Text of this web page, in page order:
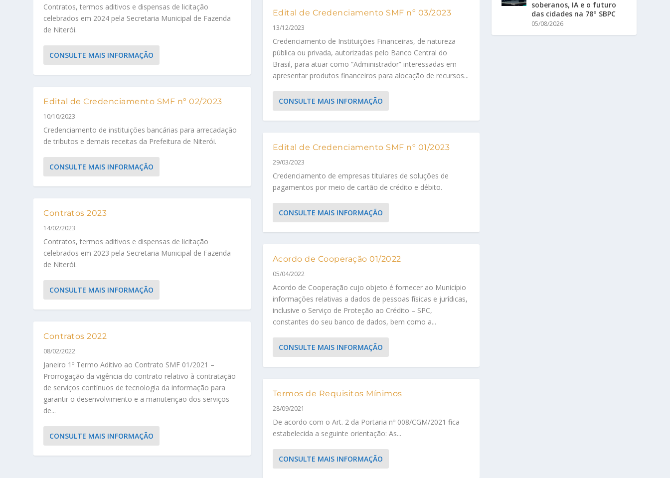
Contratos, termos aditivos e dispensas de licitação
celebrados em 2024 pela Secretaria Municipal de Fazenda
de Niterói.
CONSULTE MAIS INFORMAÇÃO
Edital de Credenciamento SMF nº 02/2023
10/10/2023
Credenciamento de instituições bancárias para arrecadação
de tributos e demais receitas da Prefeitura de Niterói.
CONSULTE MAIS INFORMAÇÃO
Contratos 2023
14/02/2023
Contratos, termos aditivos e dispensas de licitação
celebrados em 2023 pela Secretaria Municipal de Fazenda
de Niterói.
CONSULTE MAIS INFORMAÇÃO
Contratos 2022
08/02/2022
Janeiro 1º Termo Aditivo ao Contrato SMF 01/2021 –
Prorrogação da vigência do contrato relativo à contratação
de serviços contínuos de tecnologia da informação para
garantir o desenvolvimento e a manutenção dos serviços
de...
CONSULTE MAIS INFORMAÇÃO
Edital de Credenciamento SMF nº 03/2023
13/12/2023
Credenciamento de Instituições Financeiras, de natureza
pública ou privada, autorizadas pelo Banco Central do
Brasil, para atuar como “Administrador” interessadas em
apresentar produtos financeiros para alocação de recursos...
CONSULTE MAIS INFORMAÇÃO
Edital de Credenciamento SMF nº 01/2023
29/03/2023
Credenciamento de empresas titulares de soluções de
pagamentos por meio de cartão de crédito e débito.
CONSULTE MAIS INFORMAÇÃO
Acordo de Cooperação 01/2022
05/04/2022
Acordo de Cooperação cujo objeto é fornecer ao Município
informações relativas a dados de pessoas físicas e jurídicas,
inclusive o Serviço de Proteção ao Crédito – SPC,
constantes do seu banco de dados, bem como a...
CONSULTE MAIS INFORMAÇÃO
Termos de Requisitos Mínimos
28/09/2021
De acordo com o Art. 2 da Portaria nº 008/CGM/2021 fica
estabelecida a seguinte orientação: As...
CONSULTE MAIS INFORMAÇÃO
soberanos, IA e o futuro
das cidades na 78° SBPC
05/08/2026